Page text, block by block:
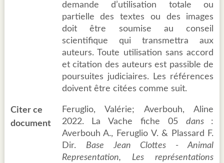
demande d’utilisation totale ou
partielle des textes ou des images
doit être soumise au conseil
scientifique qui transmettra aux
auteurs. Toute utilisation sans accord
et citation des auteurs est passible de
poursuites judiciaires. Les références
doivent être citées comme suit.
Citer ce
document
Feruglio, Valérie; Averbouh, Aline
2022. La Vache fiche 05 dans :
Averbouh A., Feruglio V. & Plassard F.
Dir. Base Jean Clottes - Animal
Representation, Les représentations